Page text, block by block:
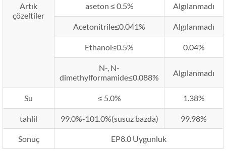
Artık
çözeltiler
aseton ≤ 0.5% Algılanmadı
Acetonitrile≤0.041% Algılanmadı
Ethanol≤0.5% 0.04%
N-, N-
dimethylformamide≤0.088%
Algılanmadı
Su ≤ 5.0% 1.38%
tahlil 99.0%-101.0%(susuz bazda) 99.98%
Sonuç EP8.0 Uygunluk